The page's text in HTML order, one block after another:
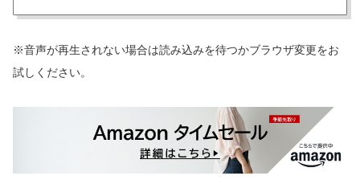
※音声が再生されない場合は読み込みを待つかブラウザ変更をお
試しください。